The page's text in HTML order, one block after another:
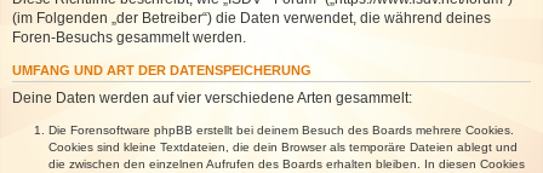
(im Folgenden „der Betreiber“) die Daten verwendet, die während deines
Foren-Besuchs gesammelt werden.
UMFANG UND ART DER DATENSPEICHERUNG
Deine Daten werden auf vier verschiedene Arten gesammelt:
Die Forensoftware phpBB erstellt bei deinem Besuch des Boards mehrere Cookies.
Cookies sind kleine Textdateien, die dein Browser als temporäre Dateien ablegt und
die zwischen den einzelnen Aufrufen des Boards erhalten bleiben. In diesen Cookies